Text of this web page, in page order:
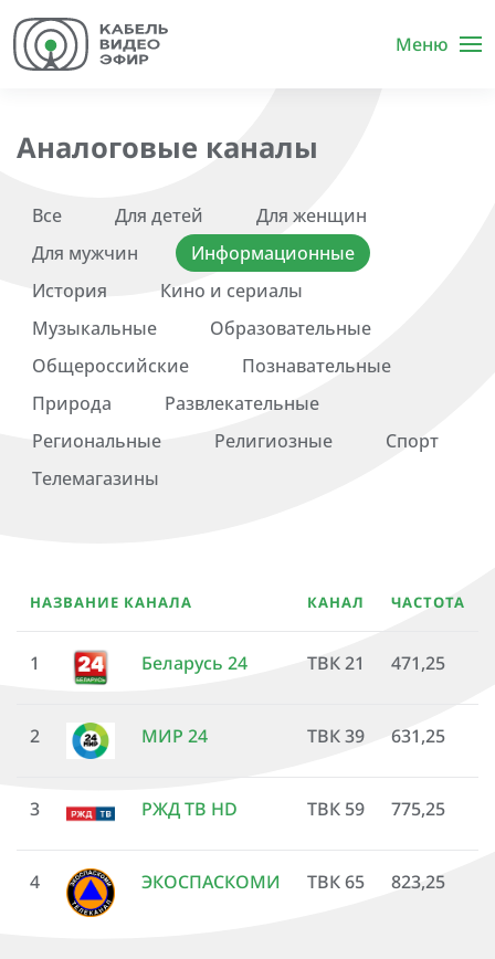
Меню
Аналоговые каналы
Все Для детей
Для женщин
Для мужчин
Информационные
История
Кино и сериалы
Музыкальные
Образовательные
Общероссийские
Познавательные
Природа
Развлекательные
Региональные
Религиозные
Спорт
Телемагазины
НАЗВАНИЕ КАНАЛА КАНАЛ ЧАСТОТА
1 Беларусь 24 ТВК 21 471,25
2 МИР 24 ТВК 39 631,25
3 РЖД ТВ HD ТВК 59 775,25
4 ЭКОСПАСКОМИ ТВК 65 823,25